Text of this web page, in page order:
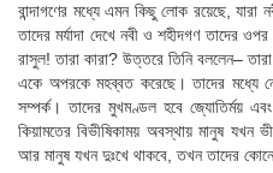
বান্দাগণের মধ্যে এমন কিছু লোক রয়েছে,
তাদের মর্যাদা দেখে নবী ও শহীদগণ তাদের
রাসুল! তারা কারা? উত্তরে তিনি বললেন–
একে অপরকে মহব্বত করেছে। তাদের মধ্যে
সম্পর্ক। তাদের মুখমণ্ডল হবে জ্যোতির্ময়
কিয়ামতের বিভীষিকাময় অবস্থায় মানুষ যখন
আর মানুষ যখন দুঃখে থাকবে, তখন তাদের